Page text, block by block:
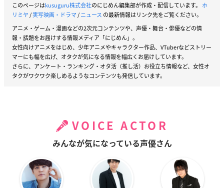
このページはkusuguru株式会社のにじめん編集部が作成・配信しています。 ホ
リミヤ/実写映画・ドラマ/ニュース の最新情報はリンク先をご覧ください。
アニメ・ゲーム・漫画などの2次元コンテンツや、声優・舞台・俳優などの情
報・話題をお届けする情報メディア「にじめん」。
女性向けアニメをはじめ、少年アニメやキャラクター作品、VTuberなどストリー
マーにも幅を広げ、オタクが気になる情報を幅広くお届けしています。
さらに、アンケート・ランキング・オタ活（推し活）お役立ち情報など、女性オ
タクがワクワク楽しめるようなコンテンツも発信しています。
VOICE ACTOR
みんなが気になっている声優さん